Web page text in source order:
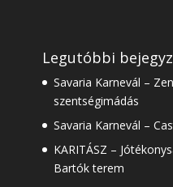
Legutóbbi
Savaria Karnevál –
szentségimádás
Savaria Karnevál –
KARITÁSZ –
Bartók terem